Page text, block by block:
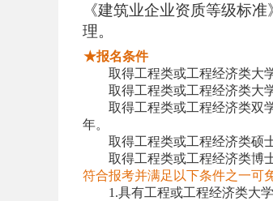
《建筑业企业资质等级标
理。
★报名条件
取得工程类或工程经济类大
取得工程类或工程经济类大
取得工程类或工程经济类双
年。
取得工程类或工程经济类硕
取得工程类或工程经济类博
符合报考并满足以下条件之一可
1.具有工程或工程经济类大